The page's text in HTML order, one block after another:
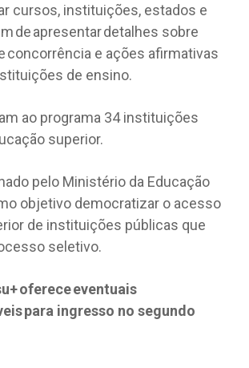
cursos, instituições, estados e
de apresentar detalhes sobre
concorrência e ações afirmativas
de ensino.
ao programa 34 instituições
superior.
pelo Ministério da Educação
objetivo democratizar o acesso
de instituições públicas que
seletivo.
oferece eventuais
para ingresso no segundo